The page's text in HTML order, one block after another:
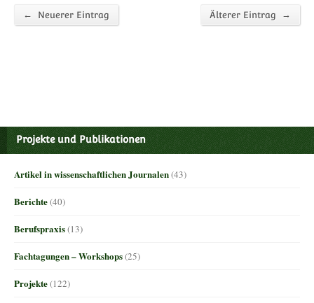
← Neuerer Eintrag Älterer Eintrag →
Projekte und Publikationen
Artikel in wissenschaftlichen Journalen(43)
Berichte(40)
Berufspraxis(13)
Fachtagungen – Workshops(25)
Projekte(122)